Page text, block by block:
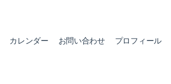
カレンダー お問い合わせ プロフィール